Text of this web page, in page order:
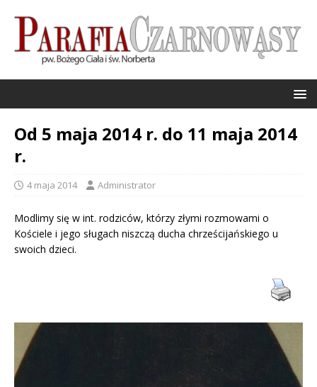
Od 5 maja 2014 r. do 11 maja 2014
r.
4 maja 2014 Administrator
Modlimy się w int. rodziców, którzy złymi rozmowami o
Kościele i jego sługach niszczą ducha chrześcijańskiego u
swoich dzieci.